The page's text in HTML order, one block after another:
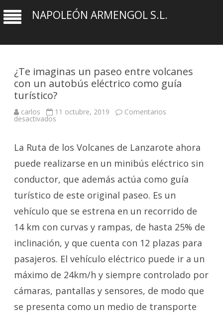
NAPOLEÓN ARMENGOL S.L.
¿Te imaginas un paseo entre volcanes
con un autobús eléctrico como guía
turístico?
carlos 11 octubre, 2019 Comentarios
desactivados
paseo
entre
volcanes
con
autobús
eléctrico
como
guía
turístico?
La Ruta de los Volcanes de Lanzarote ahora
puede realizarse en un minibús eléctrico sin
conductor, que además actúa como guía
turístico de este original paseo. Es un
vehículo que se estrena en un recorrido de
14 km con curvas y rampas, de hasta 25% de
inclinación, y que cuenta con 12 plazas para
pasajeros. El vehículo eléctrico puede ir a un
máximo de 24km/h y siempre controlado por
cámaras, pantallas y sensores, de modo que
se presenta como un medio de transporte